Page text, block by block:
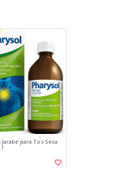
para Tos Seca